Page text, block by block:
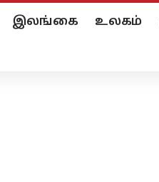
இலங்கை உலகம்